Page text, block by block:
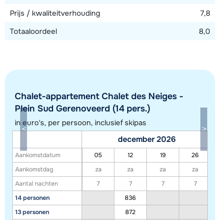
Toon alle accommodaties in dit gebied
exacte locatie kan enigszins afwijken.
Prijs / kwaliteitverhouding
7,8
Totaaloordeel
8,0
Chalet-appartement Chalet des Neiges -
Plein Sud Gerenoveerd (14 pers.)
in euro's, per persoon, inclusief skipas
Aankomstdatum
Aankomstdag
Aantal nachten
14 personen
13 personen
december 2026
05 12 19
26
za
za za
za
7
7 7
7
836
872